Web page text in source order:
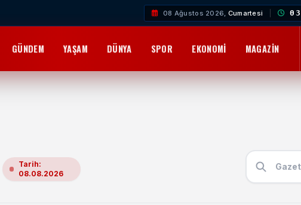
08 Ağustos 2026, Cumartesi 03
GÜNDEM YAŞAM DÜNYA SPOR EKONOMI MAGAZIN
Tarih:
08.08.2026